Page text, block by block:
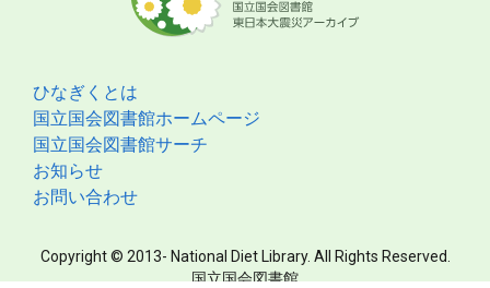
ひなぎくとは
国立国会図書館ホームページ
国立国会図書館サーチ
お知らせ
お問い合わせ
Copyright © 2013- National Diet Library. All Rights Reserved.